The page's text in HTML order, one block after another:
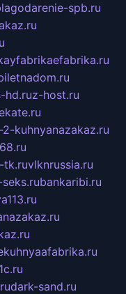
spb.ru
hd.ruz-host.ru
kuhnyanazakaz.ru
tk.ruvlknrussia.ru
bankaribi.ru
dark-sand.ru